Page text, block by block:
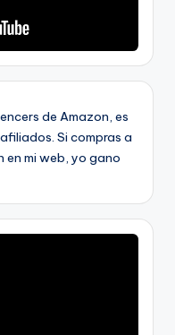
de Amazon, es
Si compras a
en mi web, yo gano